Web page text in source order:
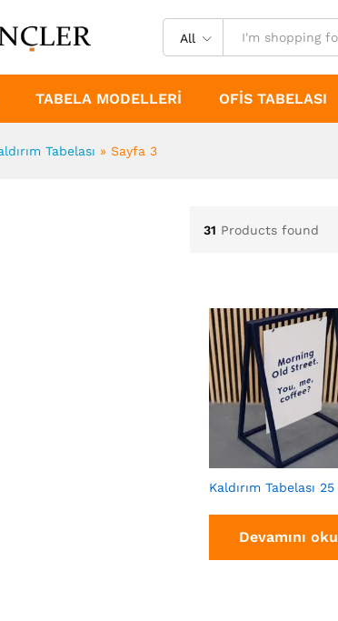
All
TABELA MODELLERI OFIS TABELASI
Tabelası » Sayfa 3
31 Products found
Kaldırım Tabelası 25
Devamını oku